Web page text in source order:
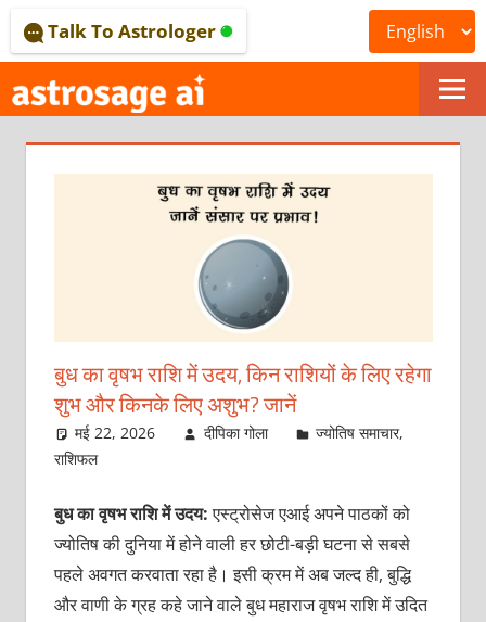
to
content
ONLINE
ASTROLOGICAL
JOURNAL
–
ASTROSAGE
MAGAZINE
Talk To Astrologer
बुध का वृषभ राशि में उदय, किन राशियों के लिए रहेगा
शुभ और किनके लिए अशुभ? जानें
मई 22, 2026 दीपिका गोला ज्योतिष समाचार,
राशिफल
बुध का वृषभ राशि में उदय:एस्ट्रोसेज एआई अपने पाठकों को
ज्योतिष की दुनिया में होने वाली हर छोटी-बड़ी घटना से सबसे
पहले अवगत करवाता रहा है। इसी क्रम में अब जल्द ही, बुद्धि
और वाणी के ग्रह कहे जाने वाले बुध महाराज वृषभ राशि में उदित